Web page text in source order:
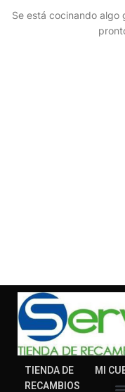
Se está cocinando algo
TIENDA DE
RECAMBIOS
MI